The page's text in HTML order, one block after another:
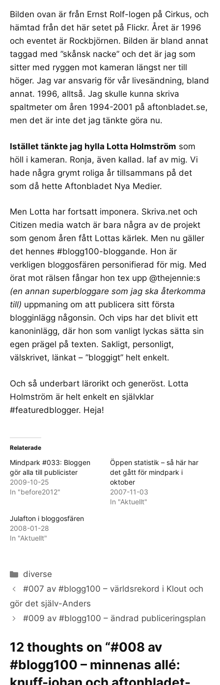
Bilden ovan är från Ernst Rolf-logen på Cirkus, och
hämtad från det här setet på Flickr. Året är 1996
och eventet är Rockbjörnen. Bilden är bland annat
taggad med ”skånsk nacke” och det är jag som
sitter med ryggen mot kameran längst ner till
höger. Jag var ansvarig för vår livesändning, bland
annat. 1996, alltså. Jag skulle kunna skriva
spaltmeter om åren 1994-2001 på aftonbladet.se,
men det är inte det jag tänkte göra nu.
Istället tänkte jag hylla Lotta Holmström som
höll i kameran. Ronja, även kallad. Iaf av mig. Vi
hade några grymt roliga år tillsammans på det
som då hette Aftonbladet Nya Medier.
Men Lotta har fortsatt imponera. Skriva.net och
Citizen media watch är bara några av de projekt
som genom åren fått Lottas kärlek. Men nu gäller
det hennes #blogg100-bloggande. Hon är
verkligen bloggosfären personifierad för mig. Med
örat mot rälsen fångar hon tex upp @thejennie:s
(en annan superbloggare som jag ska återkomma
till) uppmaning om att publicera sitt första
blogginlägg någonsin. Och vips har det blivit ett
kanoninlägg, där hon som vanligt lyckas sätta sin
egen prägel på texten. Sakligt, personligt,
välskrivet, länkat – ”bloggigt” helt enkelt.
Och så underbart lärorikt och generöst. Lotta
Holmström är helt enkelt en självklar
#featuredblogger. Heja!
Relaterade
Mindpark #033: Bloggen
gör alla till publicister
2009-10-25
In "before2012"
Öppen statistik – så här har
det gått för mindpark i
oktober
2007-11-03
In "Aktuellt"
Julafton i bloggosfären
2008-01-28
In "Aktuellt"
Categories
diverse
#007 av #blogg100 – världsrekord i Klout och
gör det själv-Anders
#009 av #blogg100 – ändrad publiceringsplan
12 thoughts on “#008 av
#blogg100 – minnenas allé: